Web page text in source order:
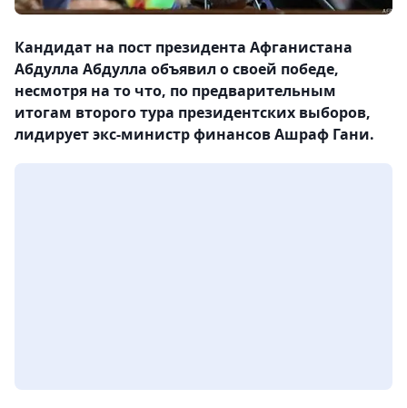
Кандидат на пост президента Афганистана
Абдулла Абдулла объявил о своей победе,
несмотря на то что, по предварительным
итогам второго тура президентских выборов,
лидирует экс-министр финансов Ашраф Гани.